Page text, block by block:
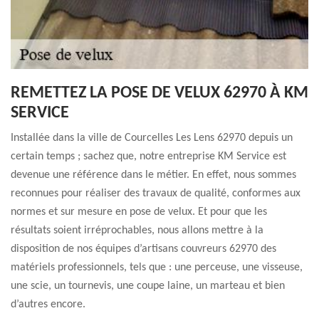
REMETTEZ LA POSE DE VELUX 62970 À KM
SERVICE
Installée dans la ville de Courcelles Les Lens 62970 depuis un
certain temps ; sachez que, notre entreprise KM Service est
devenue une référence dans le métier. En effet, nous sommes
reconnues pour réaliser des travaux de qualité, conformes aux
normes et sur mesure en pose de velux. Et pour que les
résultats soient irréprochables, nous allons mettre à la
disposition de nos équipes d’artisans couvreurs 62970 des
matériels professionnels, tels que : une perceuse, une visseuse,
une scie, un tournevis, une coupe laine, un marteau et bien
d’autres encore.